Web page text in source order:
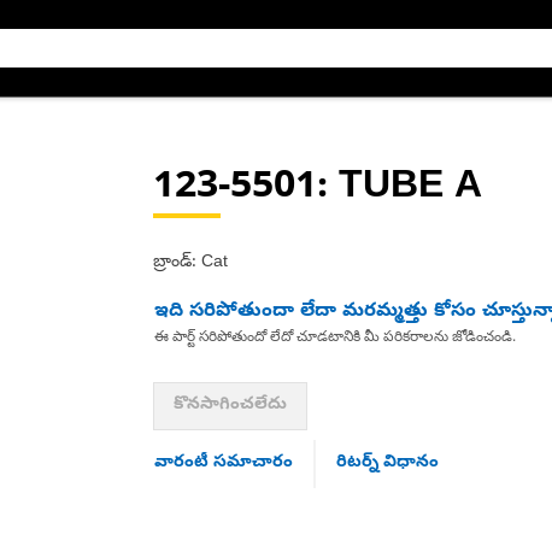
123-5501: TUBE A
బ్రాండ్: Cat
ఇది సరిపోతుందా లేదా మరమ్మత్తు కోసం
ఈ పార్ట్ సరిపోతుందో లేదో చూడటానికి మీ పరికరాలను జోడించండి.
కొనసాగించలేదు
వారంటీ సమాచారం రిటర్న్ విధానం